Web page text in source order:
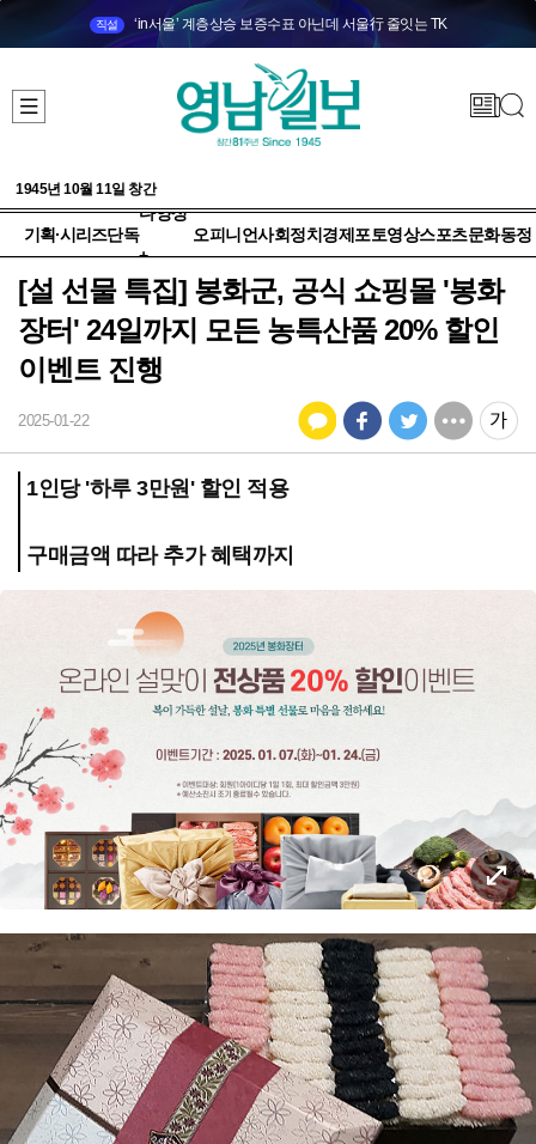
직설 ‘in서울’ 계층상승 보증수표 아닌데 서울行 줄잇는 TK
1945년 10월 11일 창간
기획·시리즈단독
다양성
+
오피니언사회정치 경제 포토영상스포츠문화동정
[설 선물 특집] 봉화군, 공식 쇼핑몰 '봉화
장터' 24일까지 모든 농특산품 20% 할인
이벤트 진행
2025-01-22
1인당 '하루 3만원' 할인 적용
구매금액 따라 추가 혜택까지